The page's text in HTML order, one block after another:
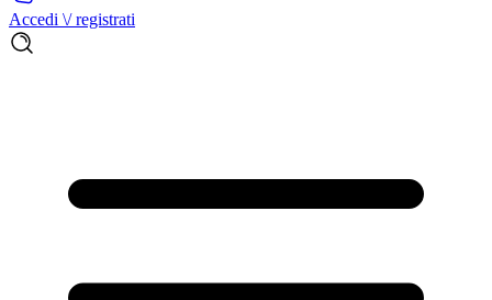
Accedi \/ registrati